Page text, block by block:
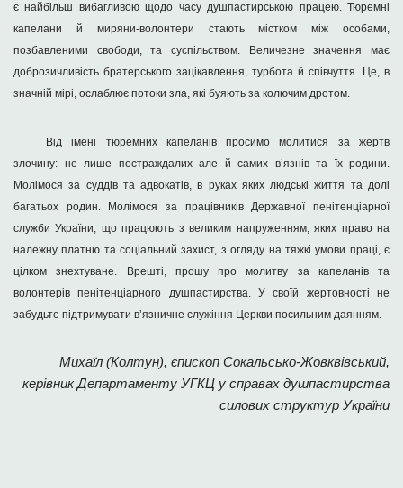
є найбільш вибагливою щодо часу душпастирською працею. Тюремні
капелани й миряни-волонтери стають містком між особами,
позбавленими свободи, та суспільством. Величезне значення має
доброзичливість братерського зацікавлення, турбота й співчуття. Це, в
значній мірі, ослаблює потоки зла, які буяють за колючим дротом.
Від імені тюремних капеланів просимо молитися за
жертв
злочину: не лише постраждалих але й самих в’язнів та їх родини.
Молімося за суддів та адвокатів, в руках яких людські життя та долі
багатьох родин. Молімося за працівників Державної пенітенціарної
служби України, що працюють з великим напруженням, яких право на
належну платню та соціальний захист, з огляду на тяжкі умови праці, є
цілком знехтуване. Врешті, прошу про молитву за капеланів та
волонтерів пенітенціарного душпастирства. У своїй жертовності не
забудьте підтримувати в’язничне служіння Церкви посильним даянням.
Михаїл (Колтун), єпископ Сокальсько-Жовквівський,
керівник Департаменту УГКЦ у справах душпастирства
силових структур України